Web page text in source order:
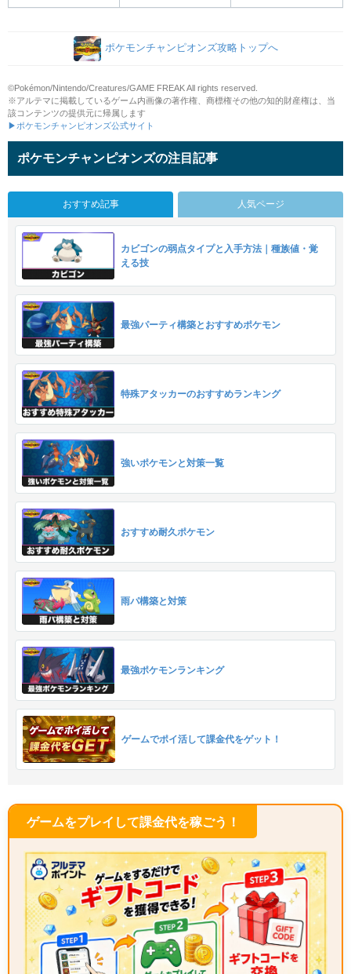
ポケモンチャンピオンズ攻略トップへ
©Pokémon/Nintendo/Creatures/GAME FREAK All rights reserved.
※アルテマに掲載しているゲーム内画像の著作権、商標権その他の知的財産権は、当
該コンテンツの提供元に帰属します
▶ポケモンチャンピオンズ公式サイト
ポケモンチャンピオンズの注目記事
おすすめ記事 人気ページ
カビゴンの弱点タイプと入手方法｜種族値・覚
える技
最強パーティ構築とおすすめポケモン
特殊アタッカーのおすすめランキング
強いポケモンと対策一覧
おすすめ耐久ポケモン
雨パ構築と対策
最強ポケモンランキング
ゲームでポイ活して課金代をゲット！
ゲームをプレイして課金代を稼ごう！